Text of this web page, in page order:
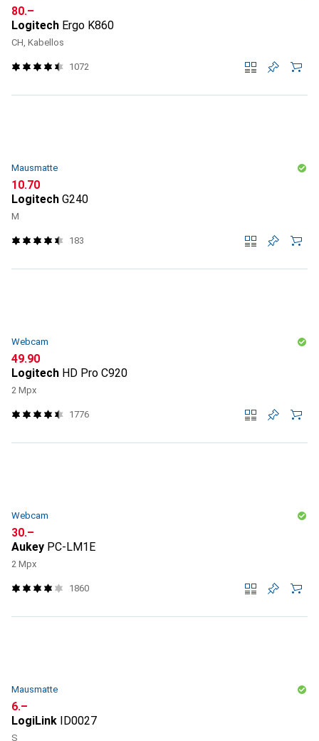
CHF
80.–
Logitech Ergo K860
CH, Kabellos
1072
Mausmatte
CHF
10.70
Logitech G240
M
183
Webcam
CHF
49.90
Logitech HD Pro C920
2 Mpx
1776
Webcam
CHF
30.–
Aukey PC-LM1E
2 Mpx
1860
Mausmatte
CHF
6.–
LogiLink ID0027
S